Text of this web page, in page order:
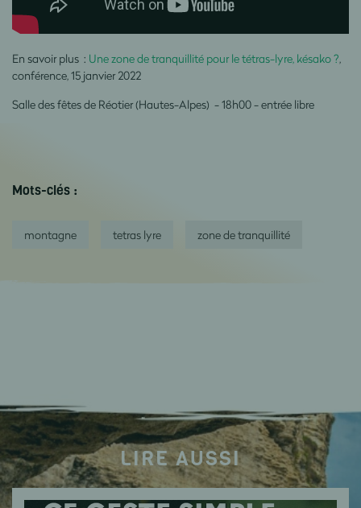
En savoir plus : Une zone de tranquillité pour le tétras-lyre, késako ?,
conférence, 15 janvier 2022
Salle des fêtes de Réotier (Hautes-Alpes) - 18h00 - entrée libre
Mots-clés :
montagne tetras lyre zone de tranquillité
LIRE AUSSI